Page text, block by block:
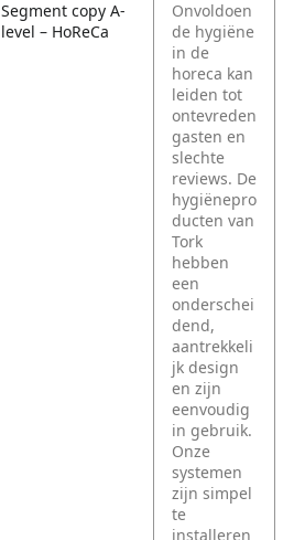
Segment copy A-
level – HoReCa
Onvoldoen
de hygiëne
in de
horeca kan
leiden tot
ontevreden
gasten en
slechte
reviews. De
hygiënepro
ducten van
Tork
hebben
een
onderschei
dend,
aantrekkeli
jk design
en zijn
eenvoudig
in gebruik.
Onze
systemen
zijn simpel
te
installeren